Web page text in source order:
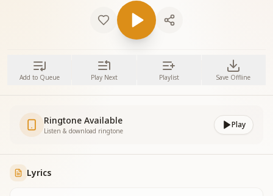
Add to Queue Play Next Playlist Save Offline
Ringtone Available
Listen & download ringtone
Play
Lyrics